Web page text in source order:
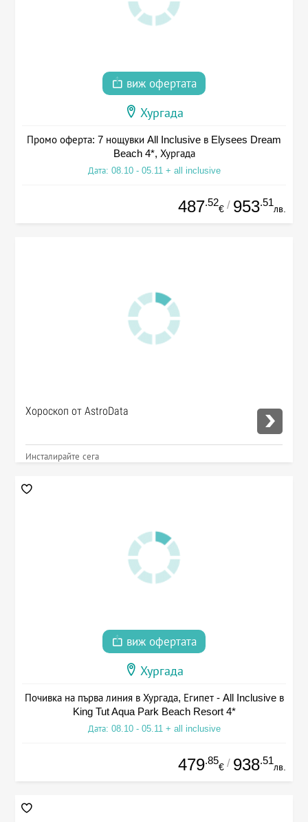
виж офертата
Хургада
Промо оферта: 7 нощувки All Inclusive в Elysees Dream
Beach 4*, Хургада
Дата: 08.10 - 05.11 + all inclusive
487.52
€ / 953.51
лв.
Хороскоп от AstroData
Инсталирайте сега
виж офертата
Хургада
Почивка на първа линия в Хургада, Египет - All Inclusive в
King Tut Aqua Park Beach Resort 4*
Дата: 08.10 - 05.11 + all inclusive
479.85
€ / 938.51
лв.